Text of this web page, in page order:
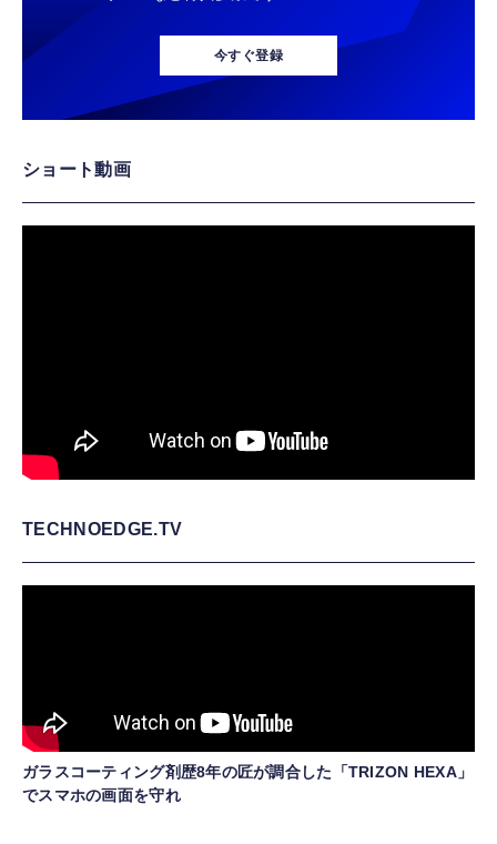
今すぐ登録
ショート動画
TECHNOEDGE.TV
ガラスコーティング剤歴8年の匠が調合した「TRIZON HEXA」
でスマホの画面を守れ